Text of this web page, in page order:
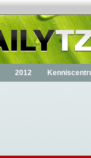
2012